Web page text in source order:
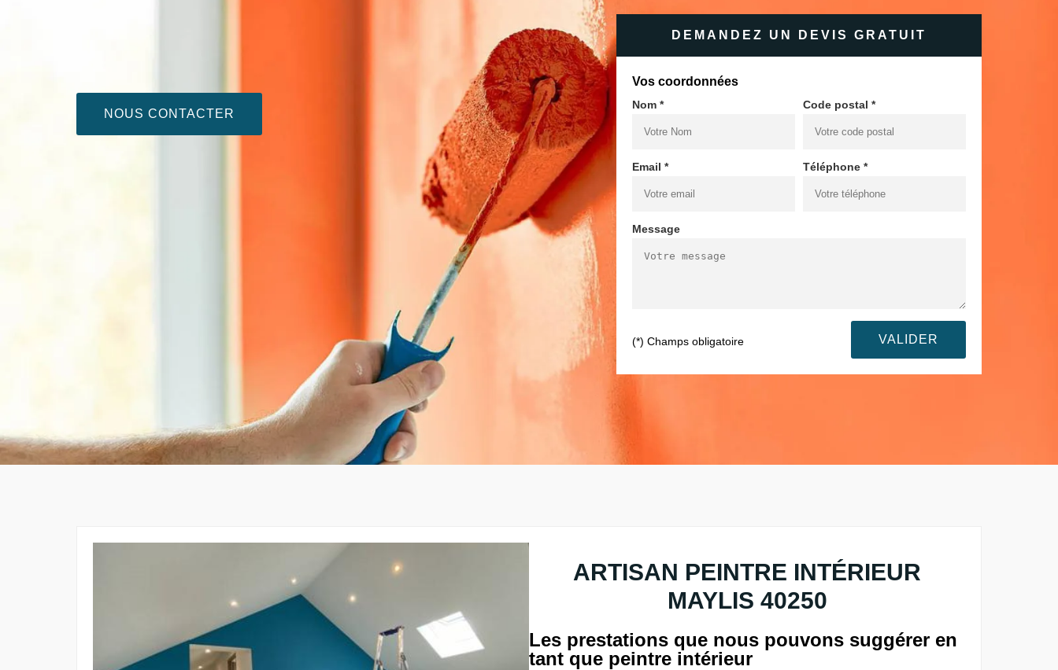
NOUS CONTACTER
DEMANDEZ UN DEVIS GRATUIT
Vos coordonnées
Nom * Code postal *
Email * Téléphone *
Message
(*) Champs obligatoire
ARTISAN PEINTRE INTÉRIEUR
MAYLIS 40250
Les prestations que nous pouvons suggérer en
tant que peintre intérieur